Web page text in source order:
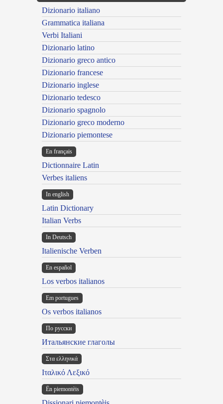
Dizionario italiano
Grammatica italiana
Verbi Italiani
Dizionario latino
Dizionario greco antico
Dizionario francese
Dizionario inglese
Dizionario tedesco
Dizionario spagnolo
Dizionario greco moderno
Dizionario piemontese
En français
Dictionnaire Latin
Verbes italiens
In english
Latin Dictionary
Italian Verbs
In Deutsch
Italienische Verben
En español
Los verbos italianos
Em portugues
Os verbos italianos
По русски
Итальянские глаголы
Στα ελληνικά
Ιταλικό Λεξικό
Ën piemontèis